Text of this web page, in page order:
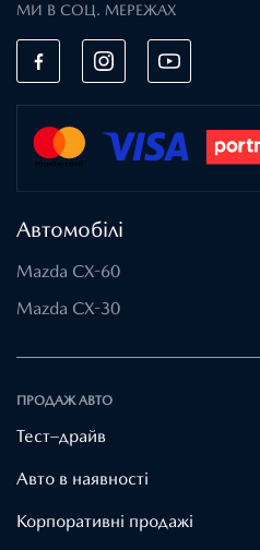
МИ В СОЦ. МЕРЕЖАХ
Автомобілі
Mazda CX-60
Mazda CX-30
ПРОДАЖ АВТО
Тест–драйв
Авто в наявності
Корпоративні продажі